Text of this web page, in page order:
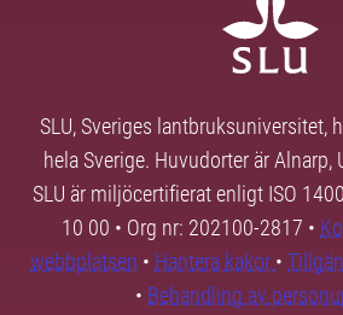
SLU, Sveriges lantbruksuniversitet,
hela Sverige. Huvudorter är Alnarp,
SLU är miljöcertifierat enligt ISO
10 00 • Org nr: 202100-2817 •
webbplatsen • Hantera kakor •
• Behandling av